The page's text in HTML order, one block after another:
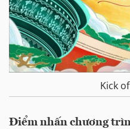
Kick
Điểm nhấn chương